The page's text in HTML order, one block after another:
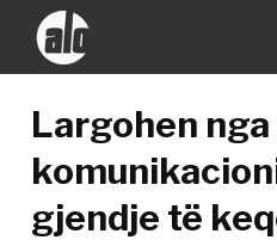
Largohen nga
gjendje të